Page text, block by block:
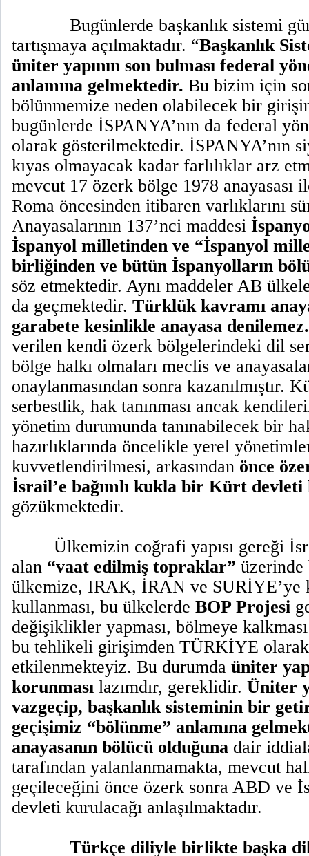
Bugünlerde başkanlık sistemi
tartışmaya açılmaktadır. “Başkanlık
üniter yapının son bulması federal
anlamına gelmektedir. Bu bizim için
bölünmemize neden olabilecek bir
bugünlerde İSPANYA’nın da federal
olarak gösterilmektedir. İSPANYA’nın
kıyas olmayacak kadar farlılıklar arz
mevcut 17 özerk bölge 1978 anayasası
Roma öncesinden itibaren varlıklarını
Anayasalarının 137’nci maddesi
İspanyol milletinden ve “İspanyol
birliğinden ve bütün İspanyolların
söz etmektedir. Aynı maddeler AB
da geçmektedir. Türklük kavramı
garabete kesinlikle anayasa denilemez.
verilen kendi özerk bölgelerindeki dil
bölge halkı olmaları meclis ve
onaylanmasından sonra kazanılmıştır.
serbestlik, hak tanınması ancak
yönetim durumunda tanınabilecek bir
hazırlıklarında öncelikle yerel
kuvvetlendirilmesi, arkasından önce
İsrail’e bağımlı kukla bir Kürt devleti
gözükmektedir.
Ülkemizin coğrafi yapısı gereği
alan “vaat edilmiş topraklar” üzerinde
ülkemize, IRAK, İRAN ve SURİYE’ye
kullanması, bu ülkelerde BOP Projesi
değişiklikler yapması, bölmeye
bu tehlikeli girişimden TÜRKİYE
etkilenmekteyiz. Bu durumda üniter
korunması lazımdır, gereklidir. Üniter
vazgeçip, başkanlık sisteminin bir
geçişimiz “bölünme” anlamına
anayasanın bölücü olduğuna dair
tarafından yalanlanmamakta, mevcut
geçileceğini önce özerk sonra ABD ve
devleti kurulacağı anlaşılmaktadır.
Türkçe diliyle birlikte başka